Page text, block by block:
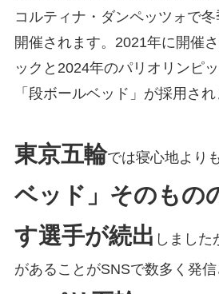
コルティナ・ダンペッツォで
開催されます。2021年に開催
ックと2024年のパリオリンピ
「段ボールベッド」が採用され
東京五輪では寝心地よりも
ベッド」そのもの
す選手が続出 しました
があることがSNSで数多く発